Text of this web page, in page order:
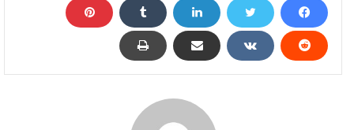
الجمهوري ارتفعت بصورة كبيرة خلال أزمة كورونا.
فلماذا أزعج هذا الاسم أردوغان؟
وذلك في إطار حملة خيرية، أطلقها قبل شهرين رئيس البلدية، بهدف